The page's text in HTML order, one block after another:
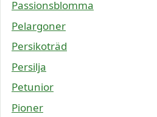
Passionsblomma
Pelargoner
Persikoträd
Persilja
Petunior
Pioner